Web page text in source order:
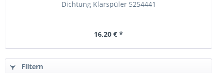
Dichtung Klarspüler 5254441
16,20 € *
Filtern